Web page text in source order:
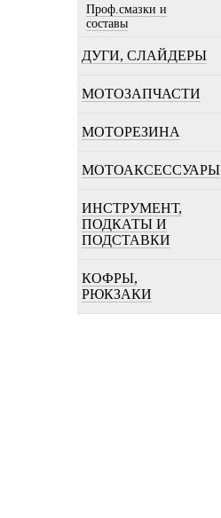
Проф.смазки и
составы
ДУГИ, СЛАЙДЕРЫ
МОТОЗАПЧАСТИ
МОТОРЕЗИНА
МОТОАКСЕССУАРЫ
ИНСТРУМЕНТ,
ПОДКАТЫ И
ПОДСТАВКИ
КОФРЫ,
РЮКЗАКИ